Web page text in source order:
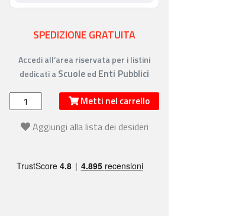
SPEDIZIONE GRATUITA
Accedi all’area riservata per i listini
dedicati a Scuoleed Enti Pubblici
Metti nel carrello
Aggiungi alla lista dei desideri